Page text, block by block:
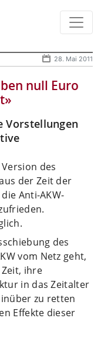
28. Mai 2011
null Euro
Vorstellungen
des
der Zeit der
Anti-AKW-
des
vom Netz geht,
ihre
in das Zeitalter
zu retten
Effekte dieser